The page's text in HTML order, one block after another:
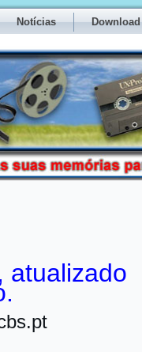
Notícias Download
atualizado